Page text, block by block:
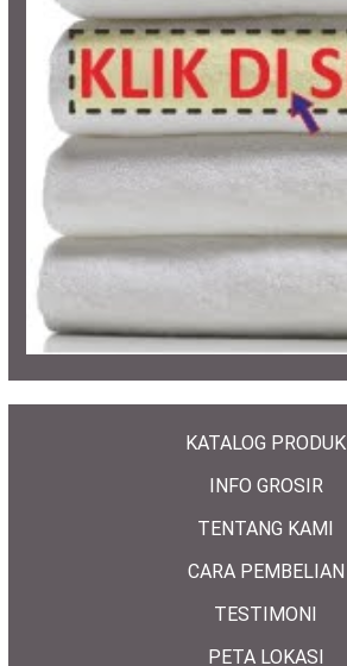
KATALOG PRODUK
INFO GROSIR
TENTANG KAMI
CARA PEMBELIAN
TESTIMONI
PETA LOKASI